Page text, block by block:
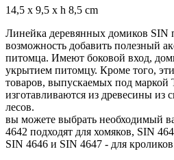
14,5 x 9,5 x h 8,5 cm
Линейка деревянных домиков SIN
возможность добавить полезный
питомца. Имеют боковой вход,
укрытием питомцу. Кроме того,
товаров, выпускаемых под
изготавливаются из древесины из
лесов.
вы можете выбрать необходимый
4642 подходят для хомяков, SIN
SIN 4646 и SIN 4647 - для